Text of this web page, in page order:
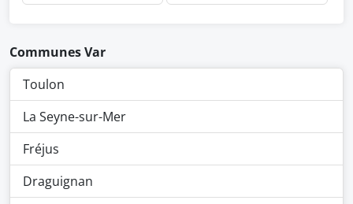
Communes Var
Toulon
La Seyne-sur-Mer
Fréjus
Draguignan